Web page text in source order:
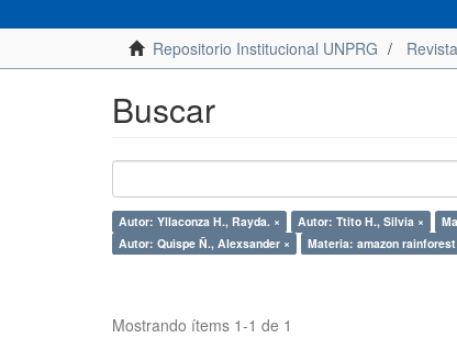
Repositorio Institucional UNPRG
Buscar
Autor: Yllaconza H., Rayda. × Autor: Ttito H., Silvia ×
Autor: Quispe Ñ., Alexsander ×
Materia: amazon rainforest
Mostrando ítems 1-1 de 1